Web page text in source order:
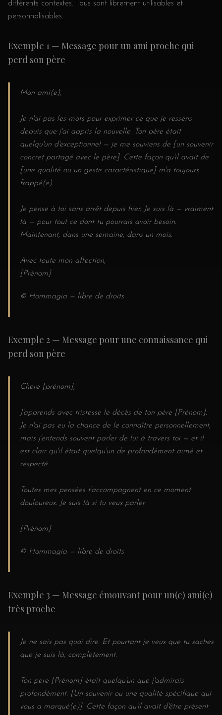
différents contextes. Tous sont librement utilisables et
personnalisables.
Exemple 1 — Message pour un ami proche qui
perd son père
Mon ami(e),
Je n'ai pas les mots pour exprimer ce que je ressens
depuis que j'ai appris la nouvelle. Ton père était
quelqu'un d'exceptionnel — je me souviens de [un souvenir
concret partagé avec le père]. Cette façon qu'il avait de
[une qualité ou un geste caractéristique] m'a toujours
frappé(e).
Je pense à toi sans arrêt depuis hier. Je suis là — vraiment
là — pour tout ce dont tu pourrais avoir besoin.
Maintenant, dans une semaine, dans un mois.
Avec toute mon affection,
[Prénom]
© Hommagia — libre de droits
Exemple 2 — Message pour une connaissance qui
perd son père
Chère [prénom],
J'apprends avec tristesse le décès de ton père [Prénom].
Je n'ai pas eu la chance de le connaître personnellement,
mais j'entends souvent parler de lui à travers toi — et il
est clair qu'il était quelqu'un de profondément aimé et
respecté.
Toutes mes pensées t'accompagnent en ce moment
douloureux. Je suis là si tu veux parler.
[Prénom]
© Hommagia — libre de droits
Exemple 3 — Message émouvant pour un(e) ami(e)
très proche
Je ne sais pas quoi dire. Et pourtant je veux que tu saches
que je suis là, complètement.
Ton père [Prénom] était quelqu'un que j'admirais
profondément. [Un souvenir ou une qualité spécifique qui
vous a marqué(e)]. Cette façon qu'il avait d'être présent